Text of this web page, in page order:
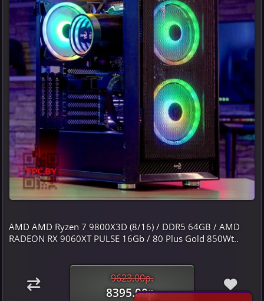
AMD AMD Ryzen 7 9800X3D (8/16) / DDR5 64GB / AMD
RADEON RX 9060XT PULSE 16Gb / 80 Plus Gold 850Wt..
9623.00р.
8395.00р.